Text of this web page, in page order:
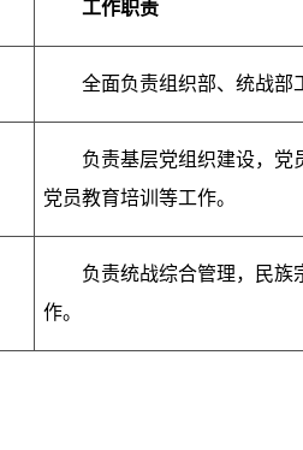
工作职责
全面负责组织部、统战部
负责基层党组织建设，党
党员教育培训等工作。
负责统战综合管理，民族
作。